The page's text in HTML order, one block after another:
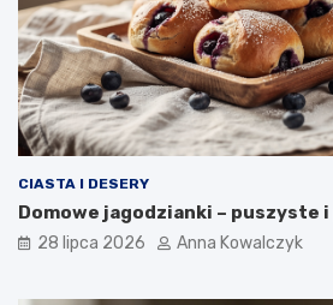
CIASTA I DESERY
Domowe jagodzianki – puszyste i
28 lipca 2026 Anna Kowalczyk